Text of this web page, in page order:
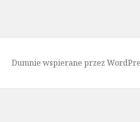
Dumnie wspierane przez